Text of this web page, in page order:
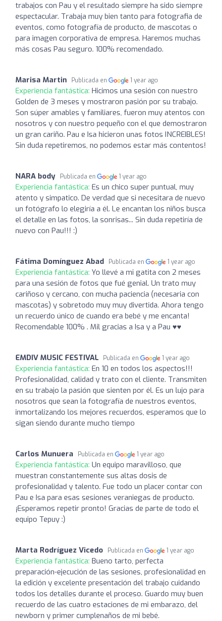
trabajos con Pau y el resultado siempre ha sido siempre
espectacular. Trabaja muy bien tanto para fotografia de
eventos, como fotografía de producto, de mascotas o
para imagen corporativa de empresa. Haremos muchas
más cosas Pau seguro. 100% recomendado.
Marisa Martin Publicada en 1 year ago
Experiencia fantástica: Hicimos una sesión con nuestro
Golden de 3 meses y mostraron pasión por su trabajo.
Son súper amables y familiares, fueron muy atentos con
nosotros y con nuestro pequeño con el que demostraron
un gran cariño. Pau e Isa hicieron unas fotos INCREIBLES!
Sin duda repetiremos, no podemos estar más contentos!
NARA body Publicada en 1 year ago
Experiencia fantástica: Es un chico super puntual, muy
atento y simpatico. De verdad que si necesitara de nuevo
un fotógrafo lo elegiría a él. Le encantan los niños busca
el detalle en las fotos, la sonrisas... Sin duda repetiría de
nuevo con Pau!!! :)
Fátima Domínguez Abad Publicada en 1 year ago
Experiencia fantástica: Yo llevé a mi gatita con 2 meses
para una sesión de fotos que fué genial. Un trato muy
cariñoso y cercano, con mucha paciencia (necesaria con
mascotas) y sobretodo muy muy divertida. Ahora tengo
un recuerdo único de cuando era bebé y me encanta!
Recomendable 100% . Mil gracias a Isa y a Pau ♥️♥️
EMDIV MUSIC FESTIVAL Publicada en 1 year ago
Experiencia fantástica: En 10 en todos los aspectos!!!
Profesionalidad, calidad y trato con el cliente. Transmiten
en su trabajo la pasión que sienten por él. Es un lujo para
nosotros que sean la fotografía de nuestros eventos,
inmortalizando los mejores recuerdos, esperamos que lo
sigan siendo durante mucho tiempo
Carlos Munuera Publicada en 1 year ago
Experiencia fantástica: Un equipo maravilloso, que
muestran constantemente sus altas dosis de
profesionalidad y talento. Fue todo un placer contar con
Pau e Isa para esas sesiones veraniegas de producto.
¡Esperamos repetir pronto! Gracias de parte de todo el
equipo Tepuy :)
Marta Rodríguez Vicedo Publicada en 1 year ago
Experiencia fantástica: Bueno tarto, perfecta
preparación-ejecución de las sesiones, profesionalidad en
la edición y excelente presentación del trabajo cuidando
todos los detalles durante el proceso. Guardo muy buen
recuerdo de las cuatro estaciones de mi embarazo, del
newborn y primer cumplenaños de mi bebé.